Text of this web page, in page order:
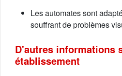
Les automates sont
souffrant de problèmes
D'autres informations
établissement